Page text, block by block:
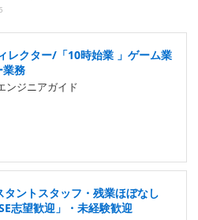
レクター/「10時始業 」ゲーム業
業務
ンジニアガイド
ントスタッフ・残業ほぼなし
志望歓迎」・未経験歓迎